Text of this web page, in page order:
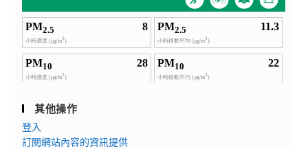
其他操作
登入
訂閱網站內容的資訊提供